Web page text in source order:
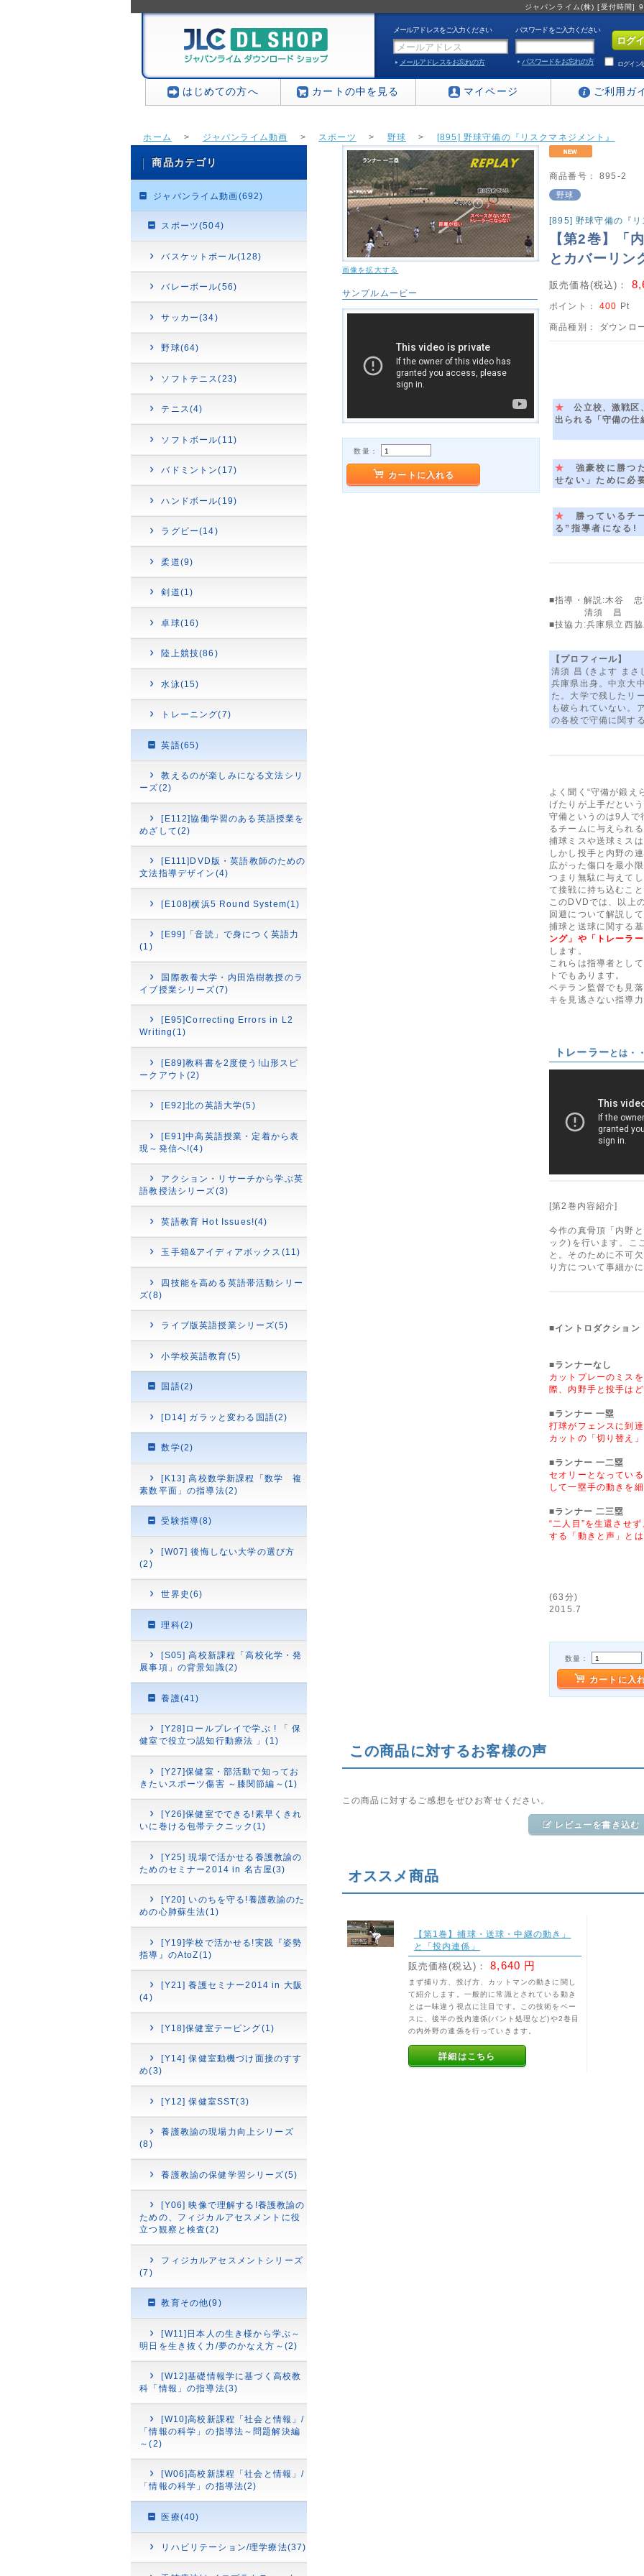
ジャパンライム(株) [受付時間]
メールアドレスをご入力ください パスワードをご入力ください
メールアドレスをお忘れの方 パスワードをお忘れの方 ログイン
はじめての方へ カートの中を見る マイページ ご利用ガ
ホーム > ジャパンライム動画 > スポーツ > 野球 > [895] 野球守備の『リスクマネジメント』
商品カテゴリ
ジャパンライム動画(692)
スポーツ(504)
バスケットボール(128)
バレーボール(56)
サッカー(34)
野球(64)
ソフトテニス(23)
テニス(4)
ソフトボール(11)
バドミントン(17)
ハンドボール(19)
ラグビー(14)
柔道(9)
剣道(1)
卓球(16)
陸上競技(86)
水泳(15)
トレーニング(7)
英語(65)
教えるのが楽しみになる文法シリ
ーズ(2)
[E112]協働学習のある英語授業を
めざして(2)
[E111]DVD版・英語教師のための
文法指導デザイン(4)
[E108]横浜5 Round System(1)
[E99]「音読」で身につく英語力
(1)
国際教養大学・内田浩樹教授のラ
イブ授業シリーズ(7)
[E95]Correcting Errors in L2
Writing(1)
[E89]教科書を2度使う!山形スピ
ークアウト(2)
[E92]北の英語大学(5)
[E91]中高英語授業・定着から表
現～発信へ!(4)
アクション・リサーチから学ぶ英
語教授法シリーズ(3)
英語教育 Hot Issues!(4)
玉手箱&アイディアボックス(11)
四技能を高める英語帯活動シリー
ズ(8)
ライブ版英語授業シリーズ(5)
小学校英語教育(5)
国語(2)
[D14] ガラッと変わる国語(2)
数学(2)
[K13] 高校数学新課程「数学 複
素数平面」の指導法(2)
受験指導(8)
[W07] 後悔しない大学の選び方
(2)
世界史(6)
理科(2)
[S05] 高校新課程「高校化学・発
展事項」の背景知識(2)
養護(41)
[Y28]ロールプレイで学ぶ ! 「 保
健室で役立つ認知行動療法 」(1)
[Y27]保健室・部活動で知ってお
きたいスポーツ傷害 ～膝関節編～(1)
[Y26]保健室でできる!素早くきれ
いに巻ける包帯テクニック(1)
[Y25] 現場で活かせる養護教諭の
ためのセミナー2014 in 名古屋(3)
[Y20] いのちを守る!養護教諭のた
めの心肺蘇生法(1)
[Y19]学校で活かせる!実践『姿勢
指導』のAtoZ(1)
[Y21] 養護セミナー2014 in 大阪
(4)
[Y18]保健室テーピング(1)
[Y14] 保健室動機づけ面接のすす
め(3)
[Y12] 保健室SST(3)
養護教諭の現場力向上シリーズ
(8)
養護教諭の保健学習シリーズ(5)
[Y06] 映像で理解する!養護教諭の
ための、フィジカルアセスメントに役
立つ観察と検査(2)
フィジカルアセスメントシリーズ
(7)
教育その他(9)
[W11]日本人の生き様から学ぶ～
明日を生き抜く力/夢のかなえ方～(2)
[W12]基礎情報学に基づく高校教
科「情報」の指導法(3)
[W10]高校新課程「社会と情報」/
「情報の科学」の指導法～問題解決編
～(2)
[W06]高校新課程「社会と情報」/
「情報の科学」の指導法(2)
医療(40)
リハビリテーション/理学療法(37)
画像を拡大する
サンプルムービー
数量：
カートに入れる
商品番号： 895-2
野球
[895] 野球守備の『リ
【第2巻】「
とカバーリン
販売価格(税込)：
ポイント：400 Pt
商品種別： ダウンロ
★ 公立校、激戦区
出られる「守備の仕
★
強豪校に勝つ
せない」ために必
★
勝っているチ
る”指導者になる!
■指導・解説:木谷 忠
■■■■■■清須 昌
■技協力:兵庫県立西
【プロフィール】
清須 昌 (きよす まさ
兵庫県出身。中京大
た。大学で残したリ
も破られていない。
の各校で守備に関す
よく聞く“守備が鍛え
げたりが上手だとい
守備というのは9人で
るチームに与えられ
捕球ミスや送球ミス
しかし投手と内野の
広がった傷口を最小
つまり無駄に与えて
て接戦に持ち込むこ
このDVDでは、以上
回避について解説し
捕球と送球に関する
ング」や「トレーラ
します。
これらは指導者とし
トでもあります。
ベテラン監督でも見
キを見逃さない指導
トレーラー とは・
[第2巻内容紹介]
今作の真骨頂「内野
ック)を行います。こ
と。そのために不可
り方について事細か
■イントロダクション
■ランナーなし
カットプレーのミス
際、内野手と投手は
■ランナー 一塁
打球がフェンスに到
カットの「切り替え
■ランナー 一二塁
セオリーとなってい
して一塁手の動きを
■ランナー 二三塁
“二人目”を生還させ
する「動きと声」と
(63分)
2015.7
数量：
カートに入
この商品に対するお客様の声
この商品に対するご感想をぜひお寄せください。
レビューを書き込む
オススメ商品
【第1巻】捕球・送球・中継の動き」
と「投内連係」
販売価格(税込)： 8,640 円
まず捕り方、投げ方、カットマンの動きに関し
て紹介します。一般的に常識とされている動き
とは一味違う視点に注目です。この技術をベー
スに、後半の投内連係(バント処理など)や2巻目
の内外野の連係を行っていきます。
詳細はこちら